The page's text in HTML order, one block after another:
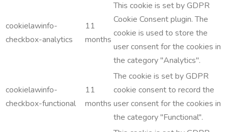
cookielawinfo-
checkbox-analytics
11
months
This cookie is set by GDPR
Cookie Consent plugin. The
cookie is used to store the
user consent for the cookies in
the category "Analytics".
cookielawinfo-
checkbox-functional
11
months
The cookie is set by GDPR
cookie consent to record the
user consent for the cookies in
the category "Functional".